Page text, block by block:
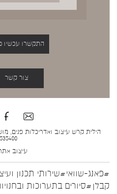
התקשרו עכשיו 052-5535400
צור קשר
עיצוב
#פאנג-שוואי#שירותי תכנון
קבלן #סיורים בתערוכות